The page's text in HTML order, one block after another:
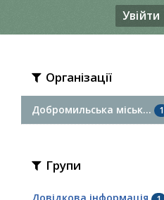
Увійти
Організації
Добромильська міськ... 1
Групи